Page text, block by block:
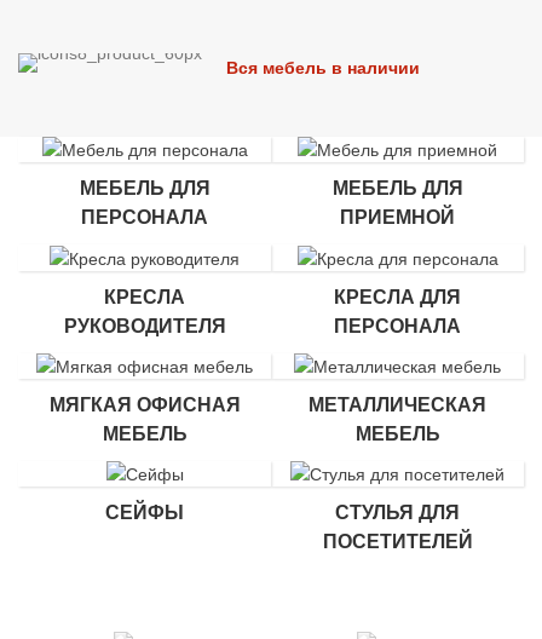
Вся мебель в наличии
МЕБЕЛЬ ДЛЯ
ПЕРСОНАЛА
МЕБЕЛЬ ДЛЯ
ПРИЕМНОЙ
КРЕСЛА
РУКОВОДИТЕЛЯ
КРЕСЛА ДЛЯ
ПЕРСОНАЛА
МЯГКАЯ ОФИСНАЯ
МЕБЕЛЬ
МЕТАЛЛИЧЕСКАЯ
МЕБЕЛЬ
СЕЙФЫ
СТУЛЬЯ ДЛЯ
ПОСЕТИТЕЛЕЙ